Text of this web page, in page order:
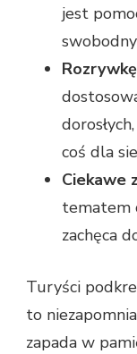
jest
coś dla
Ciekawe
tematem
zachęca
Turyści
to
zapada w